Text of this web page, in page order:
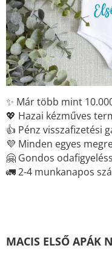
✨ Már több mint
💖 Hazai kézműves
👍 Pénz visszafizetési
💜 Minden egyes
🤗 Gondos
🚛 2-4 munkanapos
MACIS ELSŐ APÁK